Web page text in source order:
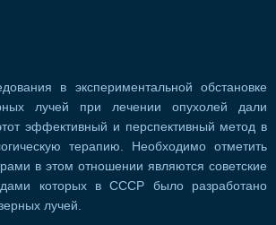
в экспериментальной обстановке
лучей при лечении опухолей дали
эффективный и перспективный метод в
терапию. Необходимо отметить
в этом отношении являются советские
которых в СССР было разработано
лучей.